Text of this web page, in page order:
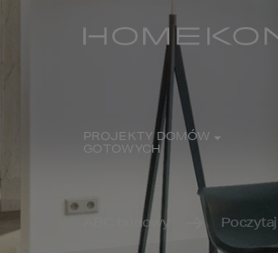
PROJEKTY DOMÓW
GOTOWYCH
ABC budowy Poczytaj